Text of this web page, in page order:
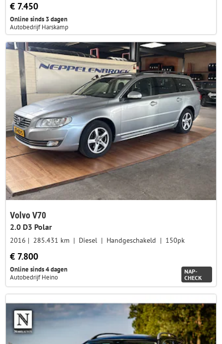
€ 7.450
Online sinds 3 dagen
Autobedrijf Harskamp
Volvo V70
2.0 D3 Polar
2016 285.431 km Diesel Handgeschakeld 150pk
€ 7.800
Online sinds 4 dagen
Autobedrijf Heino
NAP-
CHECK